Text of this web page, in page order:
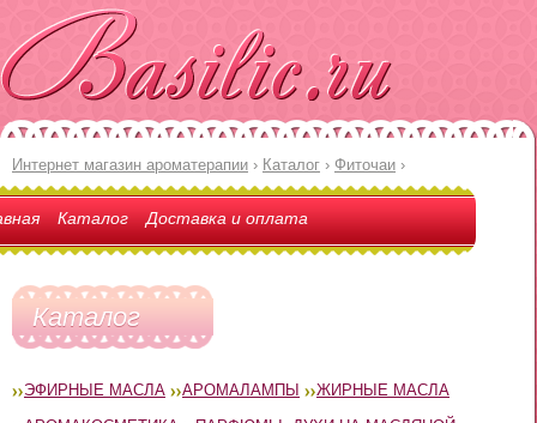
Интернет магазин ароматерапии › Каталог › Фиточаи ›
Каталог Доставка и оплата
Каталог
ЭФИРНЫЕ МАСЛА АРОМАЛАМПЫ
ЖИРНЫЕ МАСЛА